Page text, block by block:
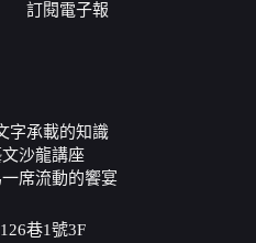
訂閱電子報
字承載的知識
沙龍講座
席流動的饗宴
巷1號3F